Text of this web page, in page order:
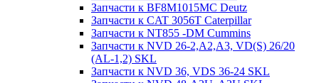
Запчасти к BF8M1015MC Deutz
Запчасти к CAT 3056T Caterpillar
Запчасти к NT855 -DM Cummins
Запчасти к NVD 26-2,A2,A3, VD(S) 26/20
(AL-1,2) SKL
Запчасти к NVD 36, VDS 36-24 SKL